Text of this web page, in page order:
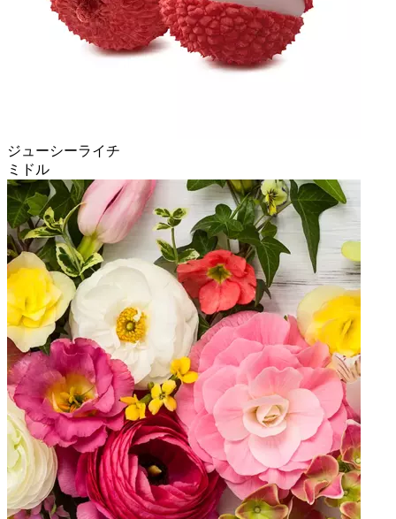
ジューシーライチ
ミドル